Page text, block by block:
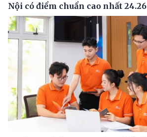
Nội có điểm chuẩn cao nhất 24.26